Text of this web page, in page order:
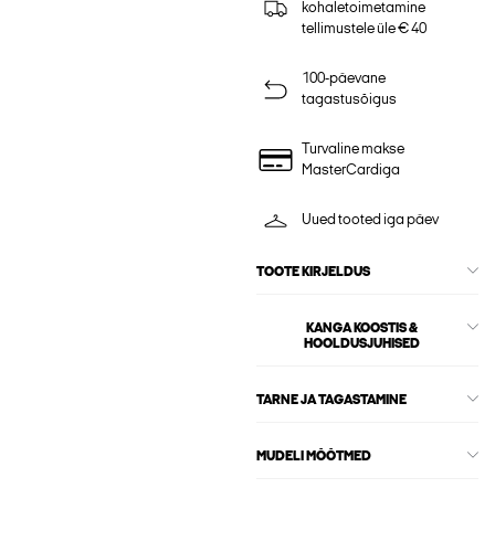
kohaletoimetamine
tellimustele üle € 40
100-päevane
tagastusõigus
Turvaline makse
MasterCardiga
Uued tooted iga päev
TOOTE KIRJELDUS
KANGA KOOSTIS &
HOOLDUSJUHISED
TARNE JA TAGASTAMINE
MUDELI MÕÕTMED